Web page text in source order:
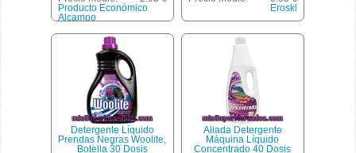
Lavados (3 Litros)
Producto Económico
Alcampo
Eroski
Detergente Líquido
Prendas Negras Woolite,
Botella 30 Dosis
Aliada Detergente
Máquina Líquido
Concentrado 40 Dosis